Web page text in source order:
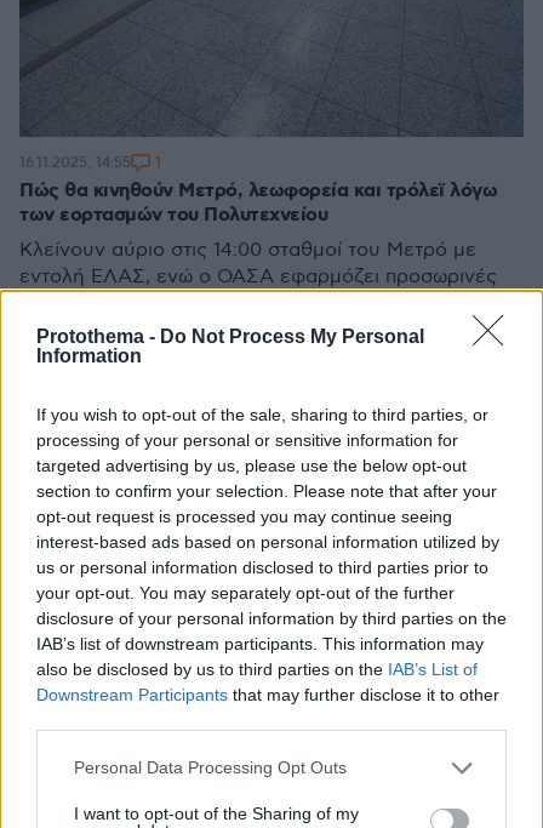
Protothema - Do Not Process My Personal
Information
If you wish to opt-out of the sale, sharing to third parties, or
processing of your personal or sensitive information for
targeted advertising by us, please use the below opt-out
section to confirm your selection. Please note that after your
opt-out request is processed you may continue seeing
interest-based ads based on personal information utilized by
us or personal information disclosed to third parties prior to
your opt-out. You may separately opt-out of the further
disclosure of your personal information by third parties on the
IAB’s list of downstream participants. This information may
also be disclosed by us to third parties on the IAB’s List of
Downstream Participants that may further disclose it to other
Please note that this website/app uses one or more Google
not limited to your visit or usage behaviour. You may click to
Personal Data Processing Opt Outs
I want to opt-out of the Sharing of my
Πώς θα κινηθούν Μετρό, λεωφορεία και τρόλεϊ λόγω
των εορτασμών του Πολυτεχνείου
Κλείνουν αύριο στις 14:00 σταθμοί του Μετρό με
εντολή ΕΛΑΣ, ενώ ο ΟΑΣΑ εφαρμόζει προσωρινές
κέντρο της Αθήνας
16.11.2025, 14:55 1